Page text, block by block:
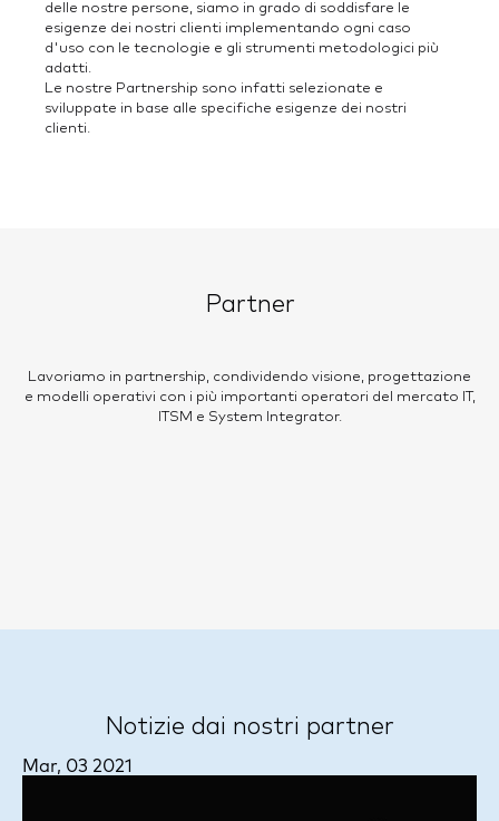
delle nostre persone, siamo in grado di soddisfare le
esigenze dei nostri clienti implementando ogni caso
d'uso con le tecnologie e gli strumenti metodologici più
adatti.
Le nostre Partnership sono infatti selezionate e
sviluppate in base alle specifiche esigenze dei nostri
clienti.
Partner
Lavoriamo in partnership, condividendo visione, progettazione
e modelli operativi con i più importanti operatori del mercato IT,
ITSM e System Integrator.
Notizie dai nostri partner
Mar, 03 2021